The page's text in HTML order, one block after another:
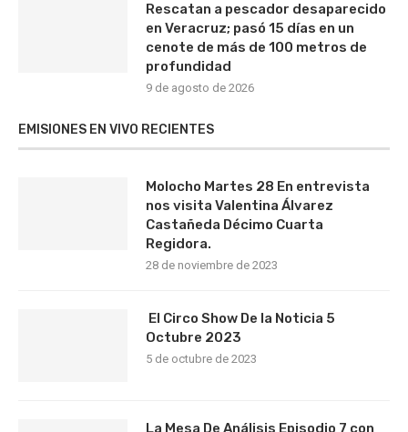
Rescatan a pescador desaparecido
en Veracruz; pasó 15 días en un
cenote de más de 100 metros de
profundidad
9 de agosto de 2026
EMISIONES EN VIVO RECIENTES
Molocho Martes 28 En entrevista
nos visita Valentina Álvarez
Castañeda Décimo Cuarta
Regidora.
28 de noviembre de 2023
El Circo Show De la Noticia 5
Octubre 2023
5 de octubre de 2023
La Mesa De Análisis Episodio 7 con